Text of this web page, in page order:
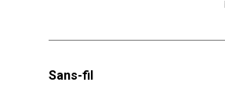
Sans-fil